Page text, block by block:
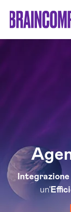
Integrazione
un'